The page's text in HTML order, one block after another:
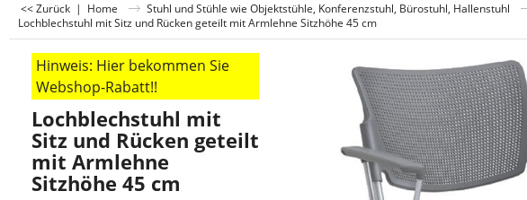
<< Zurück | Home Stuhl und Stühle wie Objektstühle, Konferenzstuhl, Bürostuhl, Hallenstuhl
Lochblechstuhl mit Sitz und Rücken geteilt mit Armlehne Sitzhöhe 45 cm
Hinweis: Hier bekommen Sie
Webshop-Rabatt!!
Lochblechstuhl mit
Sitz und Rücken geteilt
mit Armlehne
Sitzhöhe 45 cm